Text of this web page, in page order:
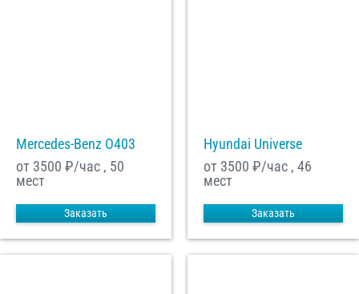
Mercedes-Benz О403
от 3500 ₽/час , 50
мест
Заказать
Hyundai Universe
от 3500 ₽/час , 46
мест
Заказать